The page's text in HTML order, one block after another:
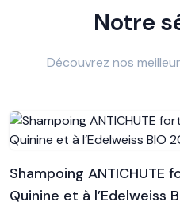
Notre
Découvrez nos
Voir le produit
Shampoing
Quinine et à l’Edelweiss